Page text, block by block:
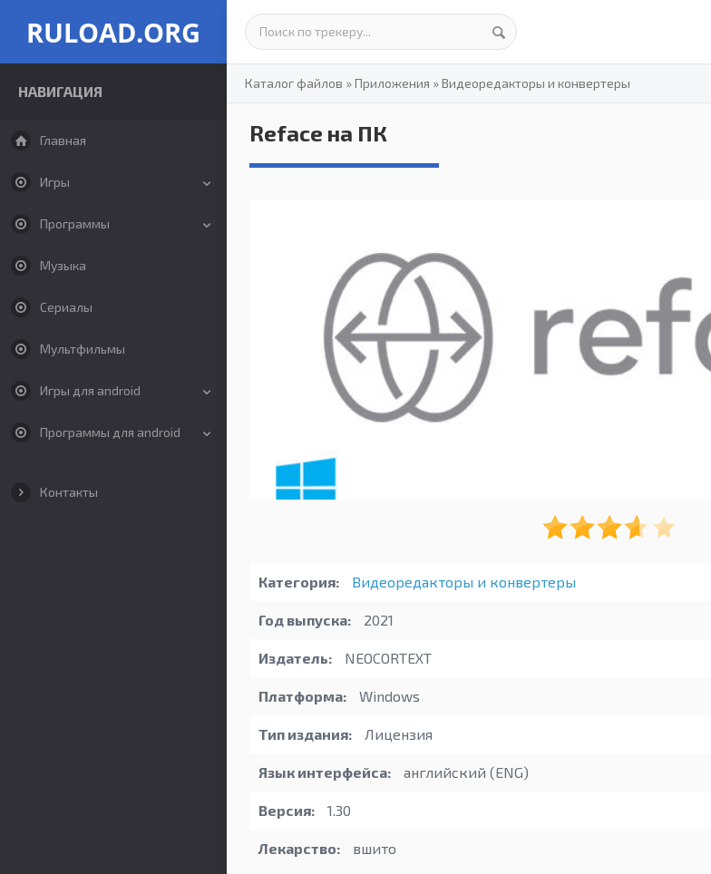
RULOAD.ORG
НАВИГАЦИЯ
Главная
Игры
Программы
Музыка
Сериалы
Мультфильмы
Игры для android
Программы для android
Контакты
Каталог файлов »Приложения »Видеоредакторы и конвертеры
Reface на ПК
Категория: Видеоредакторы и конвертеры
Год выпуска: 2021
Издатель: NEOCORTEXT
Платформа: Windows
Тип издания: Лицензия
Язык интерфейса: английский (ENG)
Версия: 1.30
Лекарство: вшито